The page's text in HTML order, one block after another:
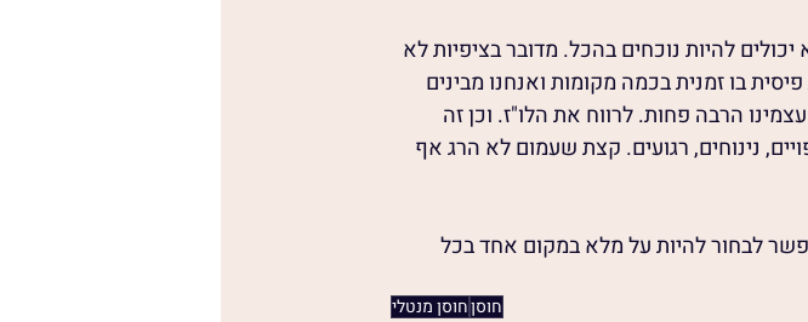
להיות נוכחים בהכל. מדובר בציפיות לא
בו זמנית בכמה מקומות ואנחנו מבינים
הרבה פחות. לרווח את הלו"ז. וכן זה
נינוחים, רגועים. קצת שעמום לא הרג אף
לבחור להיות על מלא במקום אחד בכל
חוסןחוסן מנטלי